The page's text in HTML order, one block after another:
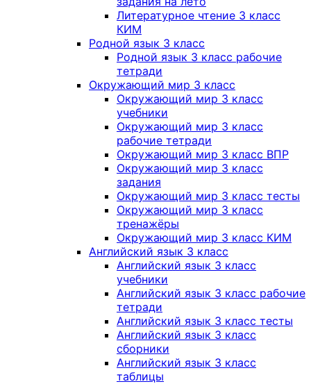
Литературное чтение 3 класс
КИМ
Родной язык 3 класс
Родной язык 3 класс рабочие
тетради
Окружающий мир 3 класс
Окружающий мир 3 класс
учебники
Окружающий мир 3 класс
рабочие тетради
Окружающий мир 3 класс ВПР
Окружающий мир 3 класс
задания
Окружающий мир 3 класс тесты
Окружающий мир 3 класс
тренажёры
Окружающий мир 3 класс КИМ
Английский язык 3 класс
Английский язык 3 класс
учебники
Английский язык 3 класс рабочие
тетради
Английский язык 3 класс тесты
Английский язык 3 класс
сборники
Английский язык 3 класс
таблицы